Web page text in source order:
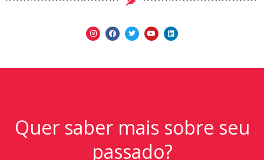
Quer saber mais sobre seu
passado?